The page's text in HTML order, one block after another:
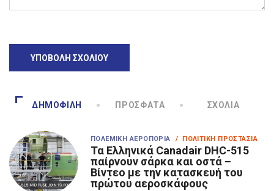
ΔΗΜΟΦΙΛΉ ΠΡΌΣΦΑΤΑ ΣΧΌΛΙΑ
ΠΟΛΕΜΙΚΉ ΑΕΡΟΠΟΡΊΑ / ΠΟΛΙΤΙΚΉ ΠΡΟΣΤΑΣΊΑ
Τα Eλληνικά Canadair DHC-515
παίρνουν σάρκα και οστά –
Βίντεο με την κατασκευή του
πρώτου αεροσκάφους